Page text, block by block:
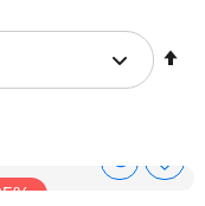
Show